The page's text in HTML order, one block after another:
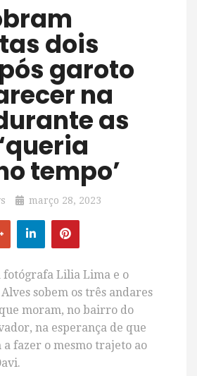
dois
garoto
na
as
tempo’
março 28, 2023
fotógrafa Lilia Lima e o
sobem os três andares
moram, no bairro do
na esperança de que
fazer o mesmo trajeto ao